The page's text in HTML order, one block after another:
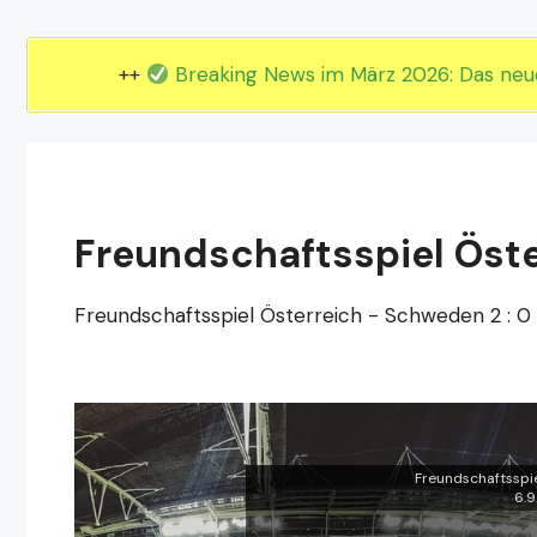
++ Breaking News im März 2026: Das
Freundschaftsspiel
Freundschaftsspiel Österreich - Schweden 2 : 0